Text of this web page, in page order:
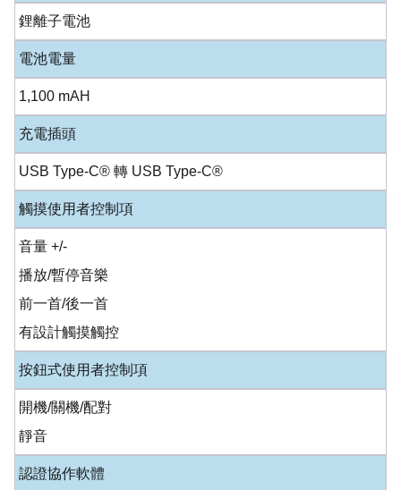
鋰離子電池
電池電量
1,100 mAH
充電插頭
USB Type-C® 轉 USB Type-C®
觸摸使用者控制項
音量 +/-
播放/暫停音樂
前一首/後一首
有設計觸摸觸控
按鈕式使用者控制項
開機/關機/配對
靜音
認證協作軟體